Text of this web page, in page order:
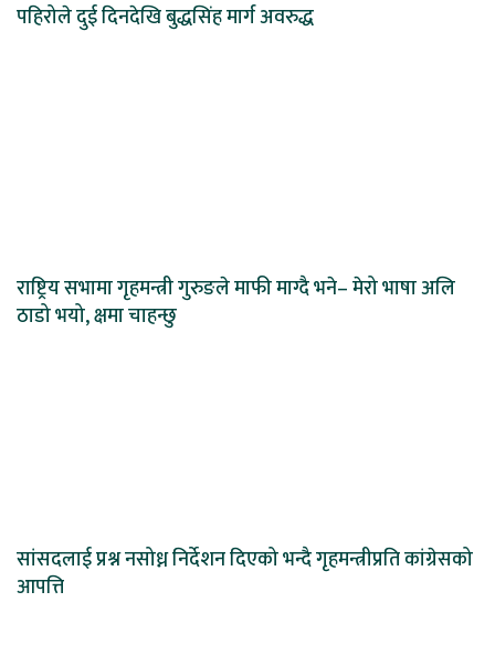
पहिरोले दुई दिनदेखि बुद्धसिंह मार्ग अवरुद्ध
राष्ट्रिय सभामा गृहमन्त्री गुरुङले माफी माग्दै भने– मेरो भाषा अलि
ठाडो भयो, क्षमा चाहन्छु
सांसदलाई प्रश्न नसोध्न निर्देशन दिएको भन्दै गृहमन्त्रीप्रति कांग्रेसको
आपत्ति